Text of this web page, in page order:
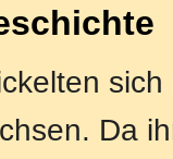
Da